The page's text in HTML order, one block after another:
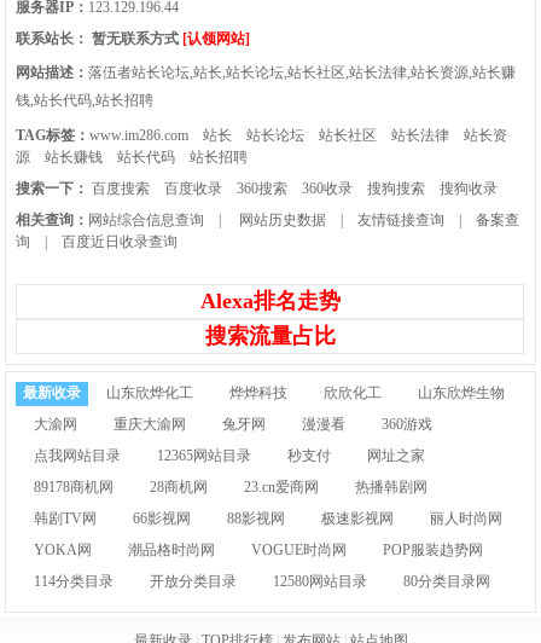
服务器IP： 123.129.196.44
联系站长： 暂无联系方式 [认领网站]
网站描述：落伍者站长论坛,站长,站长论坛,站长社区,站长法律,站长资源,站长赚
钱,站长代码,站长招聘
TAG标签：www.im286.com 站长 站长论坛 站长社区 站长法律
站长资
源
站长赚钱 站长代码
站长招聘
搜索一下： 百度搜索 百度收录 360搜索 360收录 搜狗搜索
搜狗收录
相关查询： 网站综合信息查询 网站历史数据 |友情链接查询 |备案查
询
|百度近日收录查询
Alexa排名走势
搜索流量占比
最新收录 山东欣烨化工 烨烨科技 欣欣化工
山东欣烨生物
大渝网
重庆大渝网 兔牙网 漫漫看
360游戏
点我网站目录
12365网站目录 秒支付
网址之家
89178商机网
28商机网 23.cn爱商网
热播韩剧网
韩剧TV网
66影视网 88影视网 极速影视网
丽人时尚网
YOKA网
潮品格时尚网 VOGUE时尚网
POP服装趋势网
114分类目录
开放分类目录 12580网站目录 80分类目录网